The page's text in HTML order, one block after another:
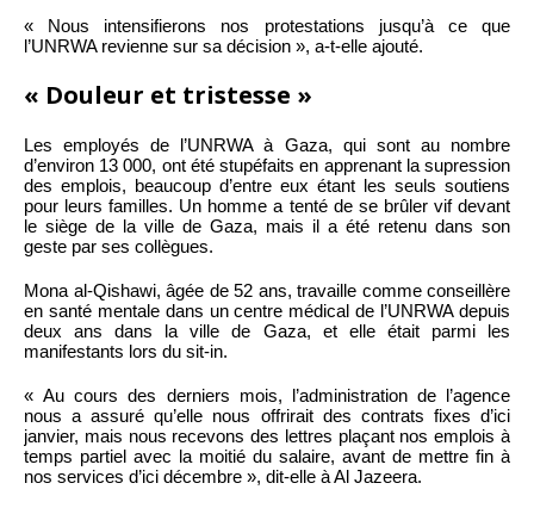
« Nous intensifierons nos protestations jusqu’à ce que
l’UNRWA revienne sur sa décision », a-t-elle ajouté.
« Douleur et tristesse »
Les employés de l’UNRWA à Gaza, qui sont au nombre
d’environ 13 000, ont été stupéfaits en apprenant la supression
des emplois, beaucoup d’entre eux étant les seuls soutiens
pour leurs familles. Un homme a tenté de se brûler vif devant
le siège de la ville de Gaza, mais il a été retenu dans son
geste par ses collègues.
Mona al-Qishawi, âgée de 52 ans, travaille comme conseillère
en santé mentale dans un centre médical de l’UNRWA depuis
deux ans dans la ville de Gaza, et elle était parmi les
manifestants lors du sit-in.
« Au cours des derniers mois, l’administration de l’agence
nous a assuré qu’elle nous offrirait des contrats fixes d’ici
janvier, mais nous recevons des lettres plaçant nos emplois à
temps partiel avec la moitié du salaire, avant de mettre fin à
nos services d’ici décembre », dit-elle à Al Jazeera.